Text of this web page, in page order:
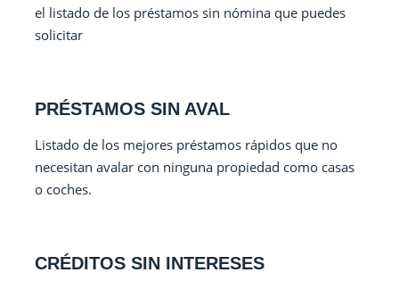
el listado de los préstamos sin nómina que puedes
solicitar
PRÉSTAMOS SIN AVAL
Listado de los mejores préstamos rápidos que no
necesitan avalar con ninguna propiedad como casas
o coches.
CRÉDITOS SIN INTERESES